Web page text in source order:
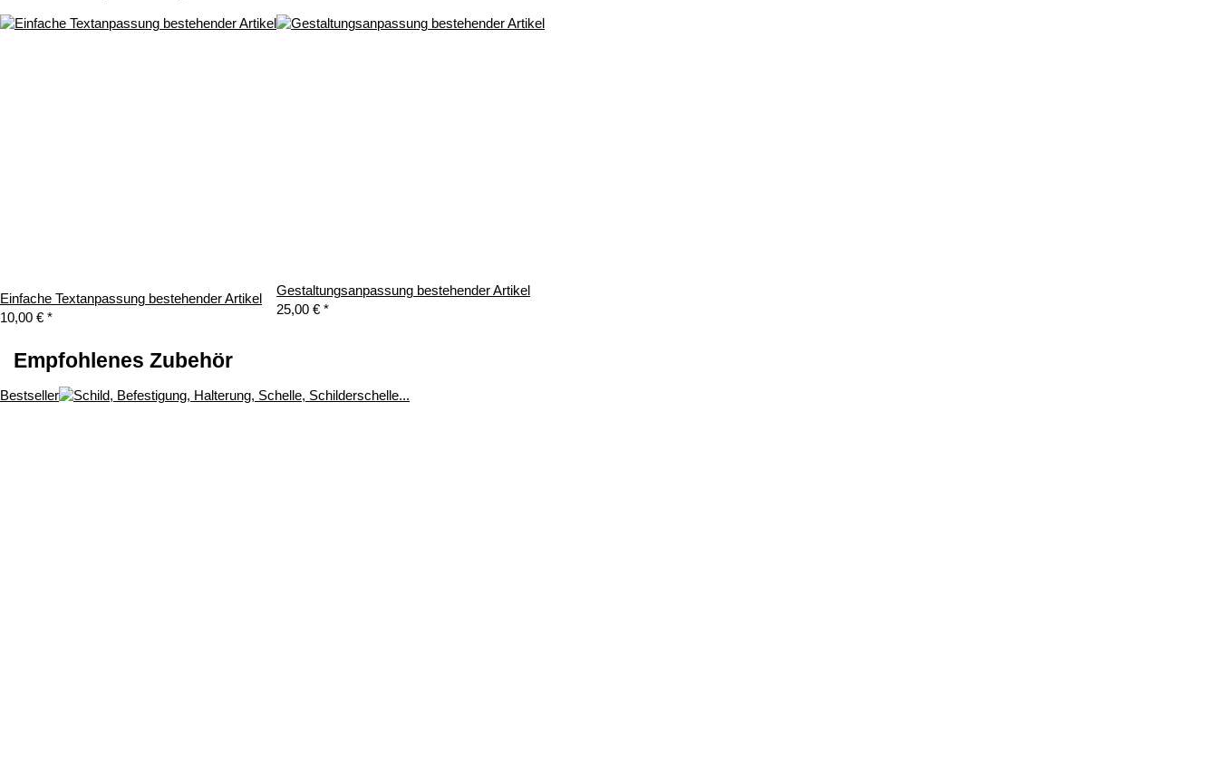
Einfache Textanpassung bestehender Artikel
10,00 € *
Gestaltungsanpassung bestehender Artikel
25,00 € *
Empfohlenes Zubehör
Bestseller